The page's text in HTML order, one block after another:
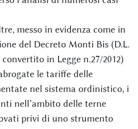
messo in evidenza come in
del Decreto Monti Bis (D.L.
convertito in Legge n.27/2012)
le tariffe delle
nel sistema ordinistico, i
nell’ambito delle terne
privi di uno strumento